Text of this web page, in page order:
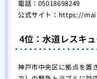
電話：05018698249
公式サイト： https://
4位：水道レスキ
神戸市中央区に拠点を置